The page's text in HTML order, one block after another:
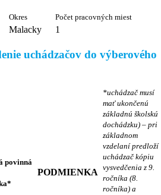
Okres Počet pracovných miest
Malacky 1
uchádzačov do výberového
povinná
PODMIENKA
*uchádzač musí
mať ukončenú
základnú školskú
dochádzku) – pri
základnom
vzdelaní predloží
uchádzač kópiu
vysvedčenia z 9.
ročníka (8.
ročníka) a